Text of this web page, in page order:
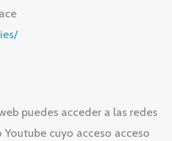
puedes acceder a las redes
cuyo acceso acceso